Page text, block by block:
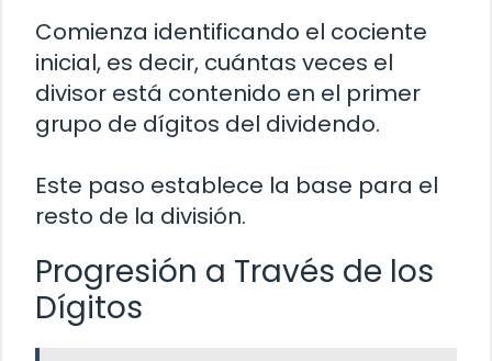
Comienza identificando el cociente
inicial, es decir, cuántas veces el
divisor está contenido en el primer
grupo de dígitos del dividendo.
Este paso establece la base para el
resto de la división.
Progresión a Través de los
Dígitos